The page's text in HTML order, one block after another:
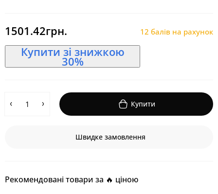
1501.42грн.
Купити зі знижкою
30%
12 балів на рахунок
Купити
Швидке замовлення
Рекомендовані товари за 🔥 ціною